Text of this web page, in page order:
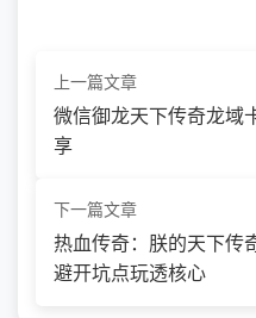
上一篇文章
微信御龙天下传奇龙域
享
下一篇文章
热血传奇：朕的天下传
避开坑点玩透核心